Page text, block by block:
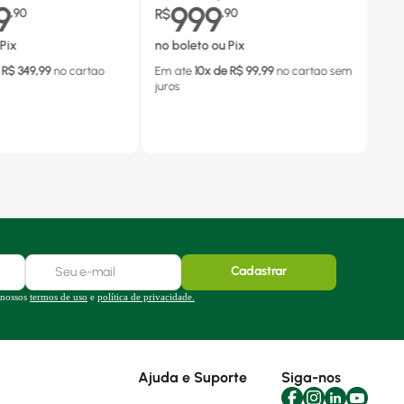
,90
349,99 no cartao
R$999,90
no boleto ou Pix
Em ate 10x de R$ 99,99 no cartaosem
juros
Cadastrar
termos de uso e política de privacidade.
Ajuda e Suporte Siga-nos